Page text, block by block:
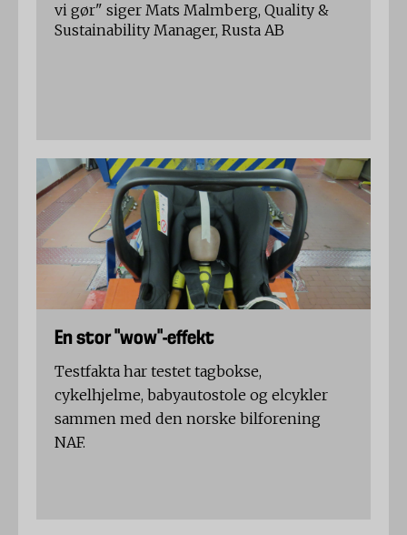
vi gør" siger Mats Malmberg, Quality &
Sustainability Manager, Rusta AB
En stor "wow"-effekt
Testfakta har testet tagbokse,
cykelhjelme, babyautostole og elcykler
sammen med den norske bilforening
NAF.